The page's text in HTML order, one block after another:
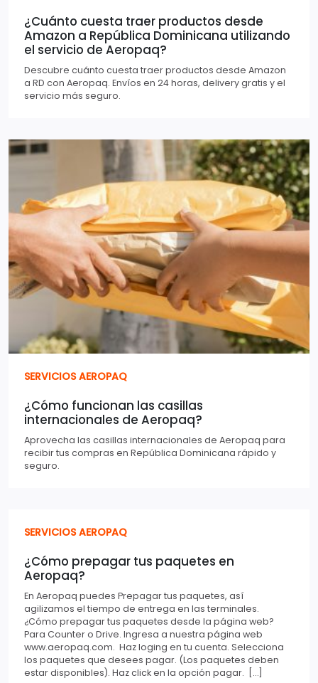
¿Cuánto cuesta traer productos desde
Amazon a República Dominicana utilizando
el servicio de Aeropaq?
Descubre cuánto cuesta traer productos desde Amazon
a RD con Aeropaq. Envíos en 24 horas, delivery gratis y el
servicio más seguro.
SERVICIOS AEROPAQ
¿Cómo funcionan las casillas
internacionales de Aeropaq?
Aprovecha las casillas internacionales de Aeropaq para
recibir tus compras en República Dominicana rápido y
seguro.
SERVICIOS AEROPAQ
¿Cómo prepagar tus paquetes en
Aeropaq?
En Aeropaq puedes Prepagar tus paquetes, así
agilizamos el tiempo de entrega en las terminales.
¿Cómo prepagar tus paquetes desde la página web?
Para Counter o Drive. Ingresa a nuestra página web
www.aeropaq.com. Haz loging en tu cuenta. Selecciona
los paquetes que desees pagar. (Los paquetes deben
estar disponibles). Haz click en la opción pagar. […]